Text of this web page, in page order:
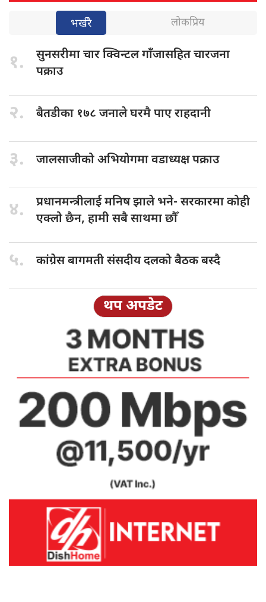
भर्खरै लोकप्रिय
१. सुनसरीमा चारक्विन्टल गाँजासहित चारजना
पक्राउ
२. बैतडीका १७८ जनाले घरमै पाए राहदानी
३. जालसाजीको अभियोगमावडाध्यक्ष पक्राउ
४. प्रधानमन्त्रीलाई मनिषझाले भने- सरकारमा कोही
एक्लो छैन, हामी सबै साथमा छौँ
५. कांग्रेस बागमतीसंसदीय दलको बैठक बस्दै
थप अपडेट